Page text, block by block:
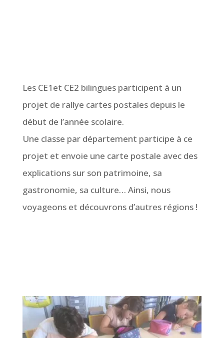
Les CE1et CE2 bilingues participent à un
projet de rallye cartes postales depuis le
début de l’année scolaire.
Une classe par département participe à ce
projet et envoie une carte postale avec des
explications sur son patrimoine, sa
gastronomie, sa culture… Ainsi, nous
voyageons et découvrons d’autres régions !